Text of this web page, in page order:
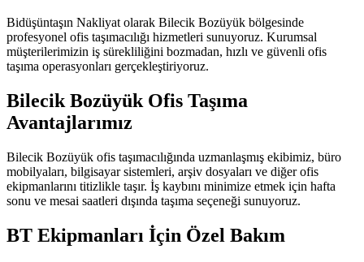
Bidüşüntaşın Nakliyat olarak Bilecik Bozüyük bölgesinde
profesyonel ofis taşımacılığı hizmetleri sunuyoruz. Kurumsal
müşterilerimizin iş sürekliliğini bozmadan, hızlı ve güvenli ofis
taşıma operasyonları gerçekleştiriyoruz.
Bilecik Bozüyük Ofis Taşıma
Avantajlarımız
Bilecik Bozüyük ofis taşımacılığında uzmanlaşmış ekibimiz, büro
mobilyaları, bilgisayar sistemleri, arşiv dosyaları ve diğer ofis
ekipmanlarını titizlikle taşır. İş kaybını minimize etmek için hafta
sonu ve mesai saatleri dışında taşıma seçeneği sunuyoruz.
BT Ekipmanları İçin Özel Bakım